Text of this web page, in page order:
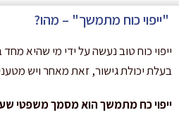
"ייפוי כוח מתמשך" – מהו?
ייפוי כוח טוב נעשה על ידי מי שהיא
בעלת יכולת גישור, זאת מאחר ויש
ייפוי כח מתמשך הוא מסמך משפטי